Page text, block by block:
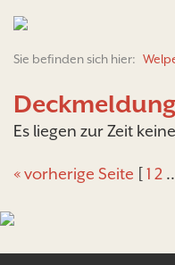
Sie befinden sich hier:
Es liegen zur Zeit
« vorherige Seite [1 2